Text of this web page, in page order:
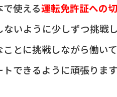
で使える運転免許証への
ないように少しずつ挑戦
とに挑戦しながら働い
できるように頑張ります